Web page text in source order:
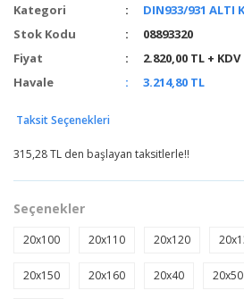
Kategori
DIN933/931 ALTI
Stok Kodu
08893320
Fiyat
2.820,00 TL + KDV
Havale
3.214,80 TL
Taksit Seçenekleri
315,28 TL den başlayan taksitlerle!!
Seçenekler
20x100 20x110 20x120
20x150 20x160 20x40 20x50